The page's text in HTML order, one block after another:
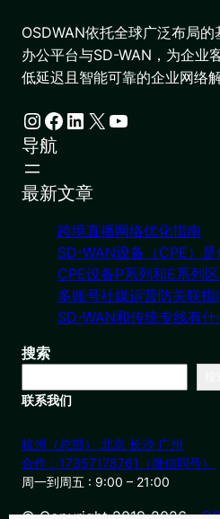
OSDWAN依托全球广泛布局
办公平台与SD-WAN，为企业
低延迟且智能可靠的企业网络解
Instagram Facebook LinkedIn X YouTube
导航
最新文章
跨境直播网络优化指南
SD-WAN设备（CPE）是
CPE设备P系列和E系列
多账号社媒运营防关联指
SD-WAN和传统专线有什
搜索
联系我们
杭州（总部） 北京 长沙 广州
合作：17357178761（微信同号）
周一到周五 : 9:00 – 21:00